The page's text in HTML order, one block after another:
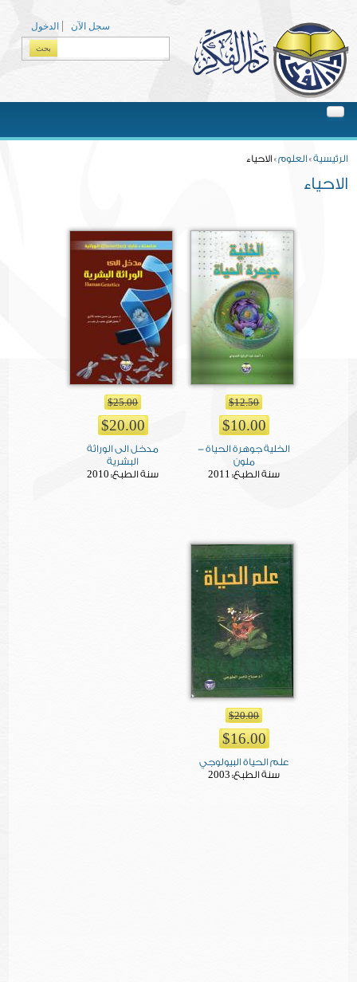
الدخول
سجل الآن
الرئيسية» العلوم» الاحياء
الاحياء
$12.50
$10.00
الخلية جوهرة الحياة -
ملون
سنة الطبع: 2011
$25.00
$20.00
مدخل الى الوراثة
البشرية
سنة الطبع: 2010
$20.00
$16.00
علم الحياة البيولوجي
سنة الطبع: 2003